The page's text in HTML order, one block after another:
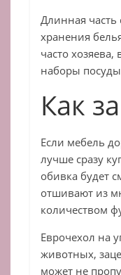
Длинная
хранения
часто
наборы
Как
Если мебель
лучше сразу
обивка будет
отшивают из
количеством
Еврочехол на
животных,
может не